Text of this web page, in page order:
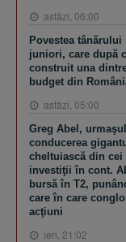
astăzi, 06:00
Povestea
juniori, care după
construit una
budget din
astăzi, 05:00
Greg Abel,
conducerea
cheltuiască din
investiţii în cont.
bursă în T2,
care în care
acţiuni
ieri, 21:02